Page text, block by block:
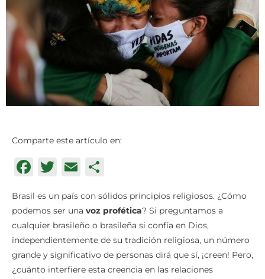
Comparte este artículo en:
Facebook
Twitter
Email
Brasil es un país con sólidos principios religiosos. ¿Cómo
podemos ser una voz profética? Si preguntamos a
cualquier brasileño o brasileña si confía en Dios,
independientemente de su tradición religiosa, un número
grande y significativo de personas dirá que sí, ¡creen! Pero,
¿cuánto interfiere esta creencia en las relaciones